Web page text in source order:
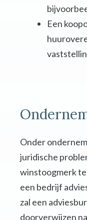
Een
Onder
juridische
winstoogmerk te
een bedrijf
zal een
doorverwijzen